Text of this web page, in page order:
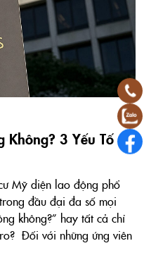
Không? 3 Yếu Tố
Mỹ diện lao động phổ
đầu đại đa số mọi
không?” hay tất cả chỉ
Đối với những ứng viên